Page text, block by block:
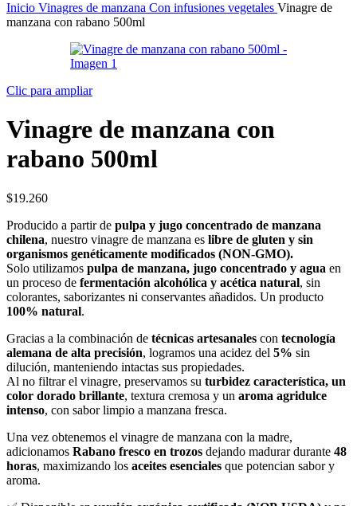
Inicio Vinagres de manzana Con infusiones vegetales Vinagre de
manzana con rabano 500ml
Clic para ampliar
Vinagre de manzana con
rabano 500ml
$19.260
Producido a partir de pulpa y jugo concentrado de manzana
chilena, nuestro vinagre de manzana es libre de gluten y sin
organismos genéticamente modificados (NON-GMO).
Solo utilizamos pulpa de manzana, jugo concentrado y agua en
un proceso de fermentación alcohólica y acética natural, sin
colorantes, saborizantes ni conservantes añadidos. Un producto
100% natural.
Gracias a la combinación de técnicas artesanales con tecnología
alemana de alta precisión, logramos una acidez del 5% sin
dilución, manteniendo intactas sus propiedades.
Al no filtrar el vinagre, preservamos su turbidez característica, un
color dorado brillante, textura cremosa y un aroma agridulce
intenso, con sabor limpio a manzana fresca.
Una vez obtenemos el vinagre de manzana con la madre,
adicionamos Rabano fresco en trozos dejando madurar durante 48
horas, maximizando los aceites esenciales que potencian sabor y
aroma.